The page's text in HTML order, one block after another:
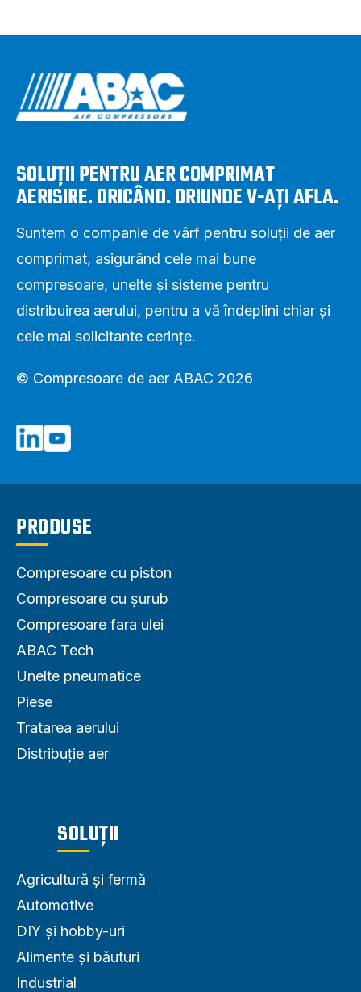
SOLUȚII PENTRU AER COMPRIMAT
AERISIRE. ORICÂND. ORIUNDE V-AȚI AFLA.
Suntem o companie de vârf pentru soluții de aer
comprimat, asigurând cele mai bune
compresoare, unelte și sisteme pentru
distribuirea aerului, pentru a vă îndeplini chiar și
cele mai solicitante cerințe.
© Compresoare de aer ABAC 2026
PRODUSE
Compresoare cu piston
Compresoare cu șurub
Compresoare fara ulei
ABAC Tech
Unelte pneumatice
Piese
Tratarea aerului
Distribuție aer
SOLUȚII
Agricultură și fermă
Automotive
DIY și hobby-uri
Alimente și băuturi
Industrial